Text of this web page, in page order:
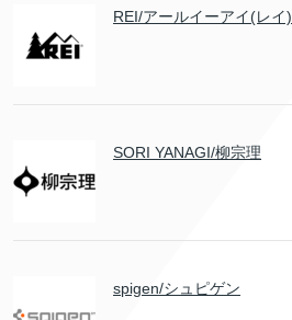
REI/アールイーアイ(レイ)
SORI YANAGI/柳宗理
spigen/シュピゲン